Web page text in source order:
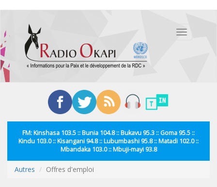
contenu
principal
Toggle
FM: Kinshasa 103.5 :: Bunia 104.8 :: Bukavu 95.3 :: Goma 95.5 ::
Kindu 103.0 :: Kisangani 94.8 :: Lubumbashi 95.8 :: Matadi 102.0 ::
Mbandaka 103.0 :: Mbuji-mayi 93.8
Autres Offres d'emploi